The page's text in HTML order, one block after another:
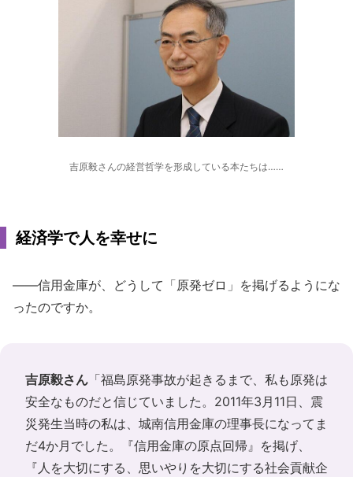
吉原毅さんの経営哲学を形成している本たちは……
経済学で人を幸せに
――信用金庫が、どうして「原発ゼロ」を掲げるようにな
ったのですか。
吉原毅さん 「福島原発事故が起きるまで、私も原発は
安全なものだと信じていました。2011年3月11日、震
災発生当時の私は、城南信用金庫の理事長になってま
だ4か月でした。『信用金庫の原点回帰』を掲げ、
『人を大切にする、思いやりを大切にする社会貢献企